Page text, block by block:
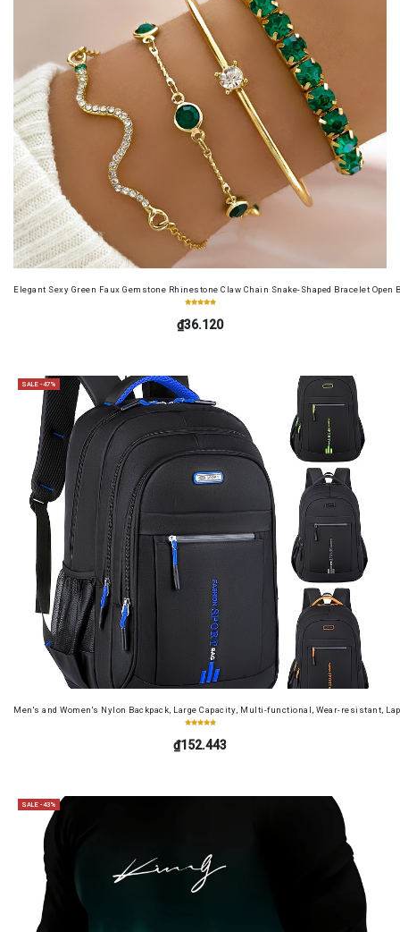
Elegant Sexy Green Faux Gemstone Rhinestone Claw Chain Snake-Shaped Bracelet Open
₫36.120
SALE -47%
Men's and Women's Nylon Backpack, Large Capacity, Multi-functional, Wear-resistant,
₫152.443
SALE -43%